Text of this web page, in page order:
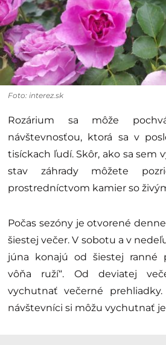
Foto: interez.sk
Rozárium sa môže
návštevnosťou, ktorá sa v
tisíckach ľudí. Skôr, ako sa sem
stav záhrady môžete
prostredníctvom kamier so
Počas sezóny je otvorené
šiestej večer. V sobotu a v
júna konajú od šiestej ranné
vôňa ruží“. Od deviatej
vychutnať večerné
návštevníci si môžu vychutnať